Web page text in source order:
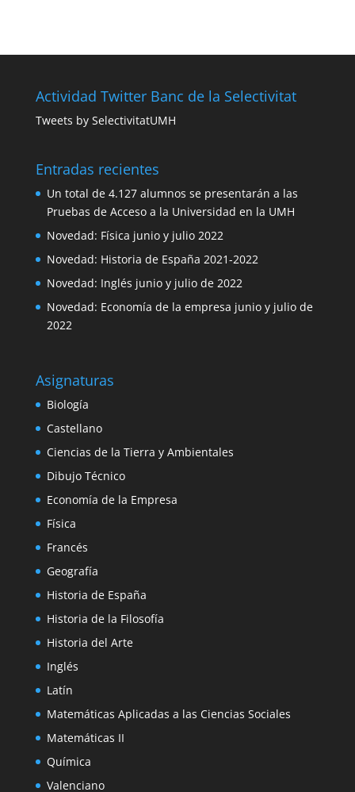
Actividad Twitter Banc de la Selectivitat
Tweets by SelectivitatUMH
Entradas recientes
Un total de 4.127 alumnos se presentarán a las
Pruebas de Acceso a la Universidad en la UMH
Novedad: Física junio y julio 2022
Novedad: Historia de España 2021-2022
Novedad: Inglés junio y julio de 2022
Novedad: Economía de la empresa junio y julio de
2022
Asignaturas
Biología
Castellano
Ciencias de la Tierra y Ambientales
Dibujo Técnico
Economía de la Empresa
Física
Francés
Geografía
Historia de España
Historia de la Filosofía
Historia del Arte
Inglés
Latín
Matemáticas Aplicadas a las Ciencias Sociales
Matemáticas II
Química
Valenciano